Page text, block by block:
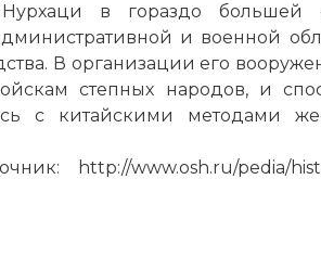
в гораздо большей
и военной
В организации его
степных народов, и
с китайскими методами
http://www.osh.ru/pedia/